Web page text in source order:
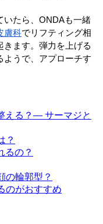
いたら、ONDAも一緒
膚科でリフティング相
ます。弾力を上げる
ようで、アプローチす
える？— サーマジと
？
るの？
の輪郭型？
のがおすすめ